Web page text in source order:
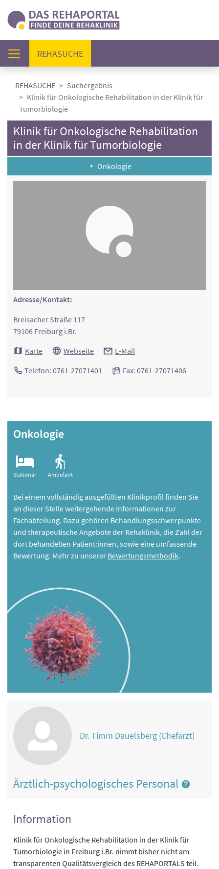
REHASUCHE(AKTUELL)
REHASUCHE
Suchergebnis
Klinik für ­Onkologische Rehabilitation in der Klinik für
Tumorbiologie
Klinik für ­Onkologische Rehabilitation
in der Klinik für Tumorbiologie
Onkologie
Adresse/Kontakt:
Breisacher Straße 117
79106 Freiburg i.Br.
Karte
Webseite E-Mail
Telefon: 0761-27071401 Fax: 0761-27071406
Onkologie
Stationär Ambulant
Bei einem vollständig ausgefüllten Klinikprofil finden Sie
an dieser Stelle weitergehende Informationen zur
Fachabteilung. Dazu gehören Behandlungsschwerpunkte
und therapeutische Angebote der Rehaklinik, die Zahl der
dort behandelten Patient:innen, sowie eine umfassende
Bewertung. Mehr zu unserer Bewertungsmethodik.
Dr. Timm Dauelsberg (Chefarzt)
Ärztlich-psychologisches Personal
Information
Klinik für ­Onkologische Rehabilitation in der Klinik für
Tumorbiologie in Freiburg i.Br. nimmt bisher nicht am
transparenten Qualitätsvergleich des REHAPORTALS teil.